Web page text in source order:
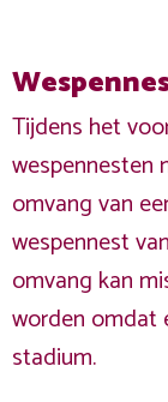
Tijdens het
wespennesten
omvang van
wespennest
omvang kan
worden omdat
stadium.